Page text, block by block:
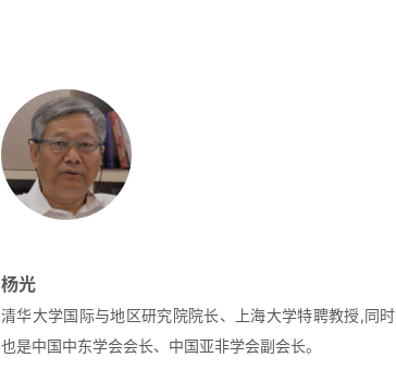
杨光
清华大学国际与地区研究院院长、上海大学特聘教授,同时
也是中国中东学会会长、中国亚非学会副会长。